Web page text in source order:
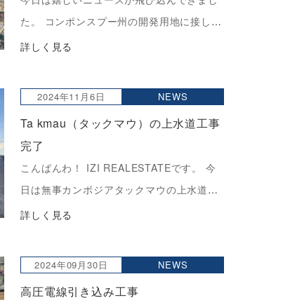
た。 コンポンスプー州の開発用地に接して
いる9ヘクタールの開発が３ヶ月で整地完
その上何の工場かが発表されました。 整地
された様子がわかるムービー […]
詳しく見る
2024年11月6日 NEWS
Ta kmau（タックマウ）の上水道工事
完了
こんばんわ！ IZI REALESTATEです。 今
日は無事カンボジアタックマウの上水道工
事が完了したことをご報告します。 上水道
方インパクトがありますね。 道が綺麗にな
ったことでボ […]
詳しく見る
2024年09月30日 NEWS
高圧電線引き込み工事